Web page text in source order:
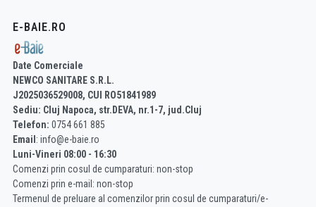
E-BAIE.RO
Date Comerciale
NEWCO SANITARE S.R.L.
J2025036529008, CUI RO51841989
Sediu: Cluj Napoca, str.DEVA, nr.1-7, jud.Cluj
Telefon: 0754 661 885
Email : info@e-baie.ro
Luni-Vineri 08:00 - 16:30
Comenzi prin cosul de cumparaturi: non-stop
Comenzi prin e-mail: non-stop
Termenul de preluare al comenzilor prin cosul de cumparaturi/e-